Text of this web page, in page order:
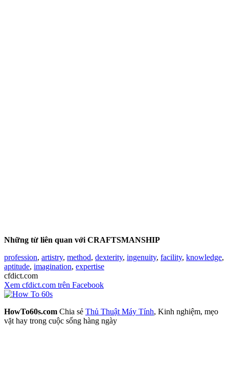
Những từ liên quan với CRAFTSMANSHIP
profession, artistry, method, dexterity, ingenuity, facility, knowledge,
aptitude, imagination, expertise
cfdict.com
Xem cfdict.com trên Facebook
HowTo60s.com Chia sẻ Thủ Thuật Máy Tính, Kinh nghiệm, mẹo
vặt hay trong cuộc sống hàng ngày